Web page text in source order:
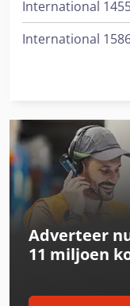
International
International
International 433
International 453
International 533
International 553
International 554
International 633
Adverteer
11 miljoen